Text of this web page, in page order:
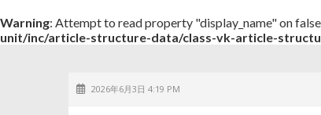
Warning: Attempt to read property "display_name" on
unit/inc/article-structure-data/class-vk-article-
2026年6月3日 4:19 PM